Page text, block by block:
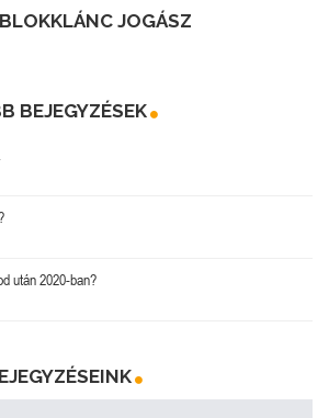
JOGÁSZ
BEJEGYZÉSEK
után 2020-ban?